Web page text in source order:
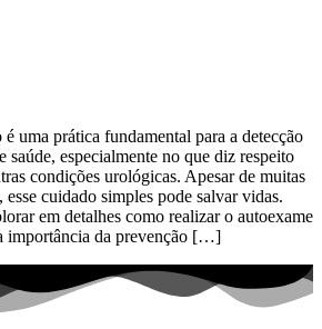
uma prática fundamental para a detecção
saúde, especialmente no que diz respeito
condições urológicas. Apesar de muitas
cuidado simples pode salvar vidas.
em detalhes como realizar o autoexame
importância da prevenção […]